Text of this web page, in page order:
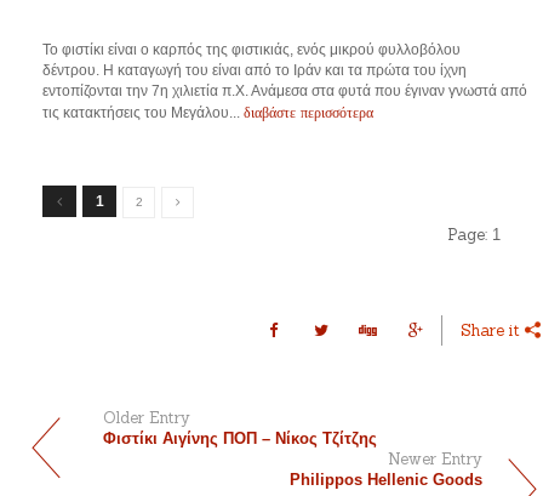
Το φιστίκι είναι ο καρπός της φιστικιάς, ενός μικρού φυλλοβόλου
δέντρου. Η καταγωγή του είναι από το Ιράν και τα πρώτα του ίχνη
εντοπίζονται την 7η χιλιετία π.Χ. Ανάμεσα στα φυτά που έγιναν γνωστά από
τις κατακτήσεις του Μεγάλου... διαβάστε περισσότερα
1 2
Page: 1
Share it
Older Entry
Φιστίκι Αιγίνης ΠΟΠ – Νίκος Τζίτζης
Newer Entry
Philippos Hellenic Goods